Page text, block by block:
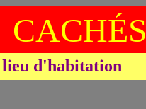
d'habitation